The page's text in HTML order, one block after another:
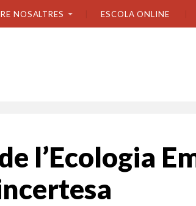
NOSALTRES ESCOLA ONLINE
l’Ecologia